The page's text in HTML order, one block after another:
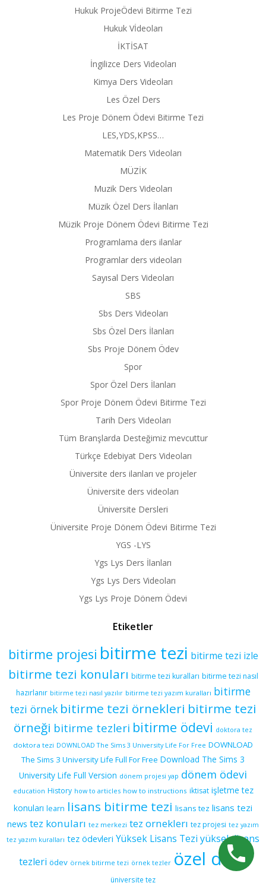
Hukuk ProjeÖdevi Bitirme Tezi
Hukuk Vİdeoları
İKTİSAT
İngilizce Ders Videoları
Kimya Ders Videoları
Les Özel Ders
Les Proje Dönem Ödevi Bitirme Tezi
LES,YDS,KPSS…
Matematik Ders Videoları
MÜZİK
Muzik Ders Videoları
Müzik Özel Ders İlanları
Müzik Proje Dönem Ödevi Bitirme Tezi
Programlama ders ilanlar
Programlar ders videoları
Sayısal Ders Videoları
SBS
Sbs Ders Videoları
Sbs Özel Ders İlanları
Sbs Proje Dönem Ödev
Spor
Spor Özel Ders İlanları
Spor Proje Dönem Ödevi Bitirme Tezi
Tarih Ders Videoları
Tüm Branşlarda Desteğimiz mevcuttur
Türkçe Edebiyat Ders Videoları
Üniversite ders ilanları ve projeler
Üniversite ders videoları
Üniversite Dersleri
Üniversite Proje Dönem Ödevi Bitirme Tezi
YGS -LYS
Ygs Lys Ders İlanları
Ygs Lys Ders Videoları
Ygs Lys Proje Dönem Ödevi
Etiketler
bitirme projesi bitirme tezi bitirme tezi izle
bitirme tezi konuları bitirme tezi kuralları bitirme tezi nasıl
hazırlanır bitirme tezi nasıl yazılır bitirme tezi yazım kuralları bitirme
tezi örnek bitirme tezi örnekleri bitirme tezi
örneği bitirme tezleri bitirme ödevi doktora tez
doktora tezi DOWNLOAD The Sims 3 University Life For Free DOWNLOAD
The Sims 3 University Life Full For Free Download The Sims 3
University Life Full Version dönem projesi yap dönem ödevi
education History how to articles how to instructions iktisat işletme tez
konuları learn lisans bitirme tezi lisans tez lisans tezi
news tez konuları tez merkezi tez orneklerı tez projesi tez yazım
tez yazım kuralları tez ödevleri Yüksek Lisans Tezi yüksek lisans
tezleri ödev örnek bitirme tezi örnek tezler özel ders
üniversite tez